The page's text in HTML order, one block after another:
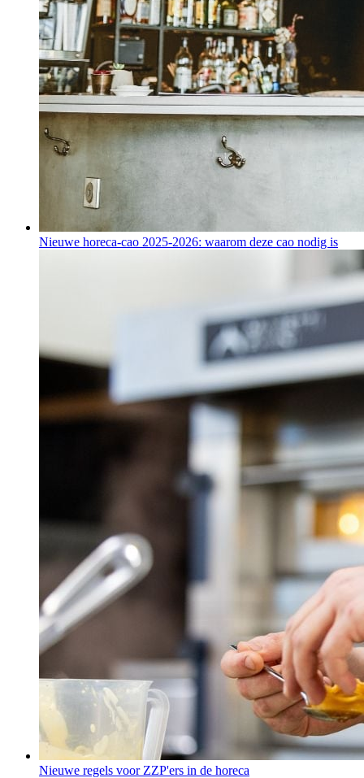
Nieuwe horeca-cao 2025-2026: waarom deze cao nodig is
Nieuwe regels voor ZZP'ers in de horeca